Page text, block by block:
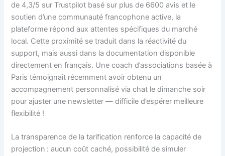
de 4,3/5 sur Trustpilot basé sur plus de 6600 avis et le
soutien d’une communauté francophone active, la
plateforme répond aux attentes spécifiques du marché
local. Cette proximité se traduit dans la réactivité du
support, mais aussi dans la documentation disponible
directement en français. Une coach d’associations basée à
Paris témoignait récemment avoir obtenu un
accompagnement personnalisé via chat le dimanche soir
pour ajuster une newsletter — difficile d’espérer meilleure
flexibilité !
La transparence de la tarification renforce la capacité de
projection : aucun coût caché, possibilité de simuler